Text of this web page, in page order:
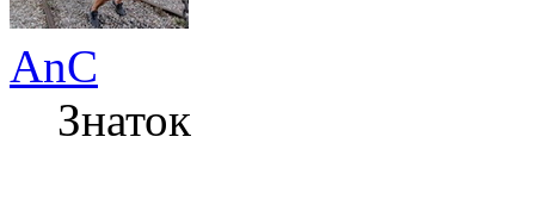
AnC
Знаток